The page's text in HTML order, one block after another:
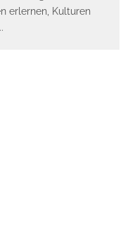
erlernen, Kulturen